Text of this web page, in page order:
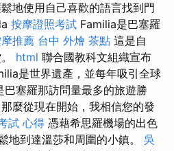
地使用自己喜歡的語言找到門
按摩證照考試 Familia是巴塞羅
推薦 台中 外燴 茶點 這是自
html 聯合國教科文組織宣布
是世界遺產，並每年吸引全球
巴塞羅那訪問量最多的旅遊勝
麼從現在開始，我相信您的發
試 心得 憑藉希思羅機場的出色
地到達溫莎和周圍的小鎮。 吳